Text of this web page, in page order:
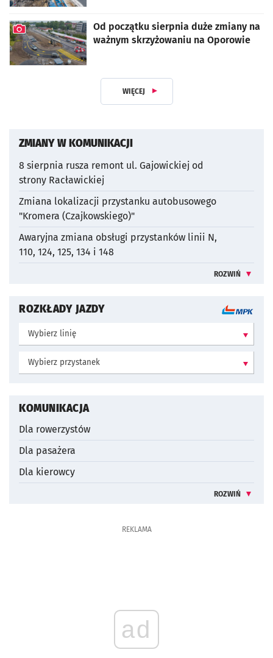
ZMIANY W KOMUNIKACJI
8 sierpnia rusza remont ul. Gajowickiej od
strony Racławickiej
otworzy się w nowej karcie
Zmiana lokalizacji przystanku autobusowego
"Kromera (Czajkowskiego)"
otworzy się w nowej karcie
Awaryjna zmiana obsługi przystanków linii N,
110, 124, 125, 134 i 148
otworzy się w nowej karcie
ROZWIŃ
Od początku sierpnia duże zmiany na
ważnym skrzyżowaniu na Oporowie
WIĘCEJ Z DZIAŁU KOMUNIKACJA
ROZKŁADY JAZDY
Wybierz linię:
Wybierz przystanek:
KOMUNIKACJA
Dla rowerzystów
Dla pasażera
Dla kierowcy
ROZWIŃ
REKLAMA
ad